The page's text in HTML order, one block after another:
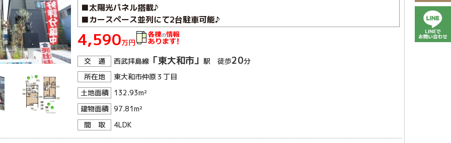
■太陽光パネル搭載♪
■カースペース並列にて2台駐車可能♪
■仲原緑地至近の緑豊かな住環境♪
4,590万円
交 通
西武拝島線 「東大和市」 駅 徒歩20分
所在地
東大和市仲原３丁目
土地面積
132.93m²
建物面積 97.81m²
間 取
4LDK